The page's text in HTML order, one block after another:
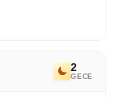
2
GECE